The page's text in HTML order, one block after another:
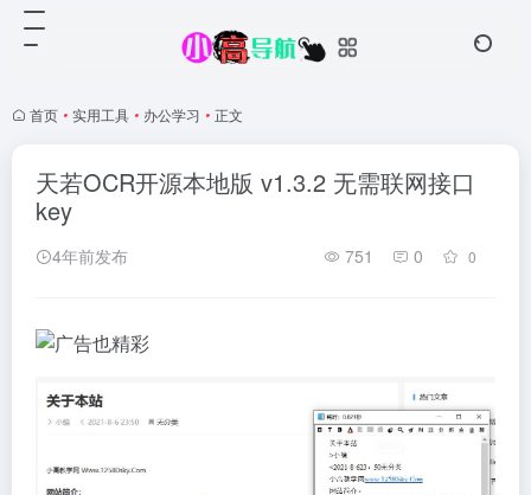
首页 • 实用工具 • 办公学习 • 正文
天若OCR开源本地版 v1.3.2 无需联网接口
key
4年前发布 751 0 0